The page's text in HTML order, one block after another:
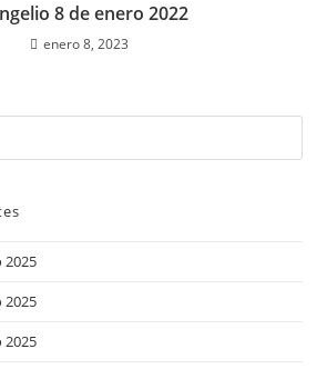
8 de enero 2022
enero 8, 2023
2025
2025
2025